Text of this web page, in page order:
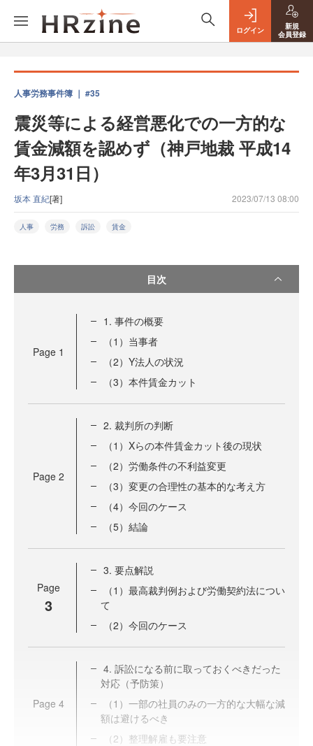
ログイン
新規
会員登録
人事労務事件簿 ｜ #35
震災等による経営悪化での一方的な
賃金減額を認めず（神戸地裁 平成14
年3月31日）
坂本 直紀[著] 2023/07/13 08:00
人事 労務 訴訟 賃金
目次
Page 1
1. 事件の概要
（1）当事者
（2）Y法人の状況
（3）本件賃金カット
Page 2
2. 裁判所の判断
（1）Xらの本件賃金カット後の現状
（2）労働条件の不利益変更
（3）変更の合理性の基本的な考え方
（4）今回のケース
（5）結論
Page
3
3. 要点解説
（1）最高裁判例および労働契約法につい
て
（2）今回のケース
Page 4
4. 訴訟になる前に取っておくべきだった
対応（予防策）
（1）一部の社員のみの一方的な大幅な減
額は避けるべき
（2）整理解雇も要注意